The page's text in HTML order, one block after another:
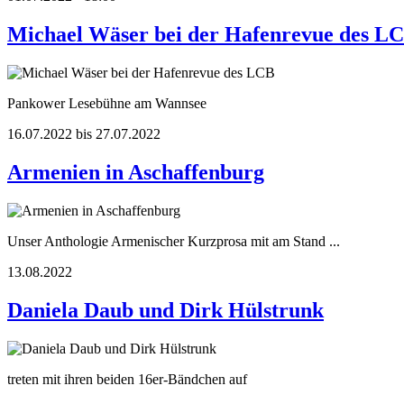
Michael Wäser bei der Hafenrevue des
Pankower Lesebühne am Wannsee
16.07.2022 bis 27.07.2022
Armenien in Aschaffenburg
Unser Anthologie Armenischer Kurzprosa mit am Stand ...
13.08.2022
Daniela Daub und Dirk Hülstrunk
treten mit ihren beiden 16er-Bändchen auf